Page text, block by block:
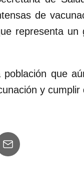
de
representa un
que
y